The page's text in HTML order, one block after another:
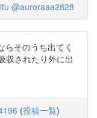
@auroraaa2828
そのうち出てく
収されたり外に出
(投稿一覧)